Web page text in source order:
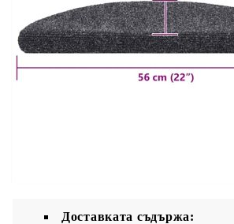
плосък.
Цвят: Тъмносив
Материал: иглонабита тъкан
Размери: 56 x 17 x 3 см (Д x
Доставката съдържа: